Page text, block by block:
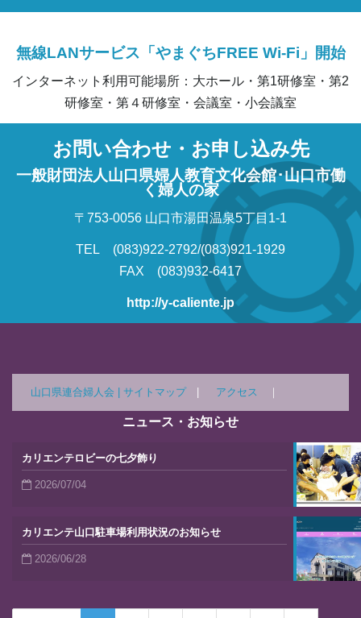
無線LANサービス「やまぐちFREE Wi-Fi」開始
インターネット利用可能場所：大ホール・第1研修室・第2
研修室・第４研修室・会議室・小会議室
お問い合わせ・お申し込み先
一般財団法人山口県婦人教育文化会館･山口市働
く婦人の家
〒753-0056 山口市湯田温泉5丁目1-1
TEL (083)922-2792/(083)921-1929
FAX (083)932-6417
http://y-caliente.jp
山口県連合婦人会 | サイトマップ| アクセス
ニュース・お知らせ
カリエンテロビーの七夕飾り
2026/07/04
カリエンテ山口駐車場利用状況のお知らせ
2026/06/28